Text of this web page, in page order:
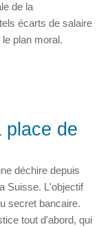
de la
écarts de salaire
plan moral.
place de
déchire depuis
Suisse. L'objectif
secret bancaire.
tout d'abord, qui